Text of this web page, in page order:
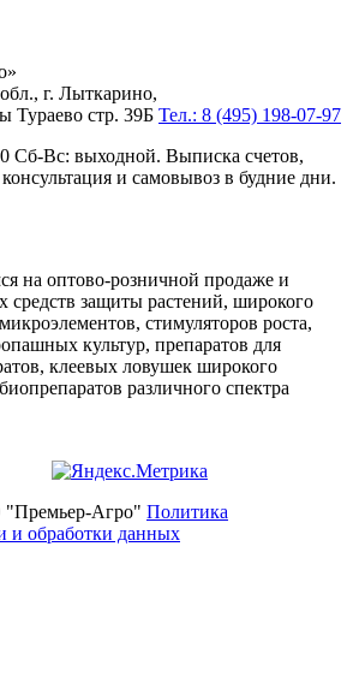
г. Лыткарино,
Тураево стр. 39Б Тел.: 8 (495) 198-07-97
Сб-Вс: выходной. Выписка счетов,
и самовывоз в будние дни.
на оптово-розничной продаже и
средств защиты растений, широкого
стимуляторов роста,
культур, препаратов для
клеевых ловушек широкого
различного спектра
Агро" Политика
и обработки данных